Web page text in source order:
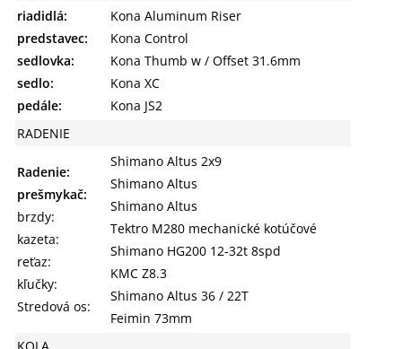
riadidlá:
predstavec:
sedlovka:
sedlo:
pedále:
Kona Aluminum Riser
Kona Control
Kona Thumb w / Offset 31.6mm
Kona XC
Kona JS2
RADENIE
Radenie:
prešmykač:
brzdy:
kazeta:
reťaz:
kľučky:
Stredová os:
Shimano Altus 2x9
Shimano Altus
Shimano Altus
Tektro M280 mechanické kotúčové
Shimano HG200 12-32t 8spd
KMC Z8.3
Shimano Altus 36 / 22T
Feimin 73mm